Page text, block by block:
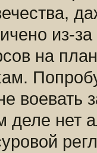
из-
на
воевать
деле нет